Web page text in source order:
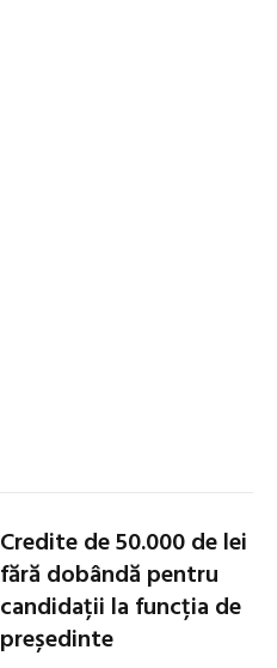
Credite de 50.000 de lei
fără dobândă pentru
candidații la funcția de
președinte